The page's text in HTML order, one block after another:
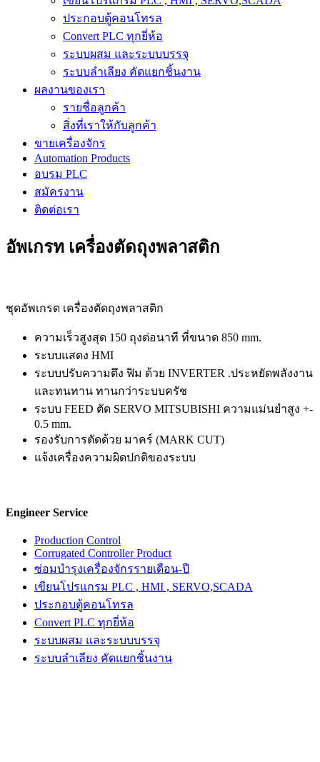
ประกอบตู้คอนโทรล
Convert PLC ทุกยี่ห้อ
ระบบผสม และระบบบรรจุ
ระบบลำเลียง คัดแยกชิ้นงาน
ผลงานของเรา
รายชื่อลูกค้า
สิ่งที่เราให้กับลูกค้า
ขายเครื่องจักร
Automation Products
อบรม PLC
สมัครงาน
ติดต่อเรา
อัพเกรท เครื่องตัดถุงพลาสติก
ชุดอัพเกรด เครื่องตัดถุงพลาสติก
ความเร็วสูงสุด 150 ถุงต่อนาที ที่ขนาด 850 mm.
ระบบแสดง HMI
ระบบปรับความตึง ฟิม ด้วย INVERTER .ประหยัดพลังงาน
และทนทาน ทานกว่าระบบครัช
ระบบ FEED ตัด SERVO MITSUBISHI ความแม่นยำสูง +-
0.5 mm.
รองรับการตัดด้วย มาคร์ (MARK CUT)
แจ้งเครื่องความผิดปกติของระบบ
Engineer Service
Production Control
Corrugated Controller Product
ซ่อมบำรุงเครื่องจักรรายเดือน-ปี
เขียนโปรแกรม PLC , HMI , SERVO,SCADA
ประกอบตู้คอนโทรล
Convert PLC ทุกยี่ห้อ
ระบบผสม และระบบบรรจุ
ระบบลำเลียง คัดแยกชิ้นงาน